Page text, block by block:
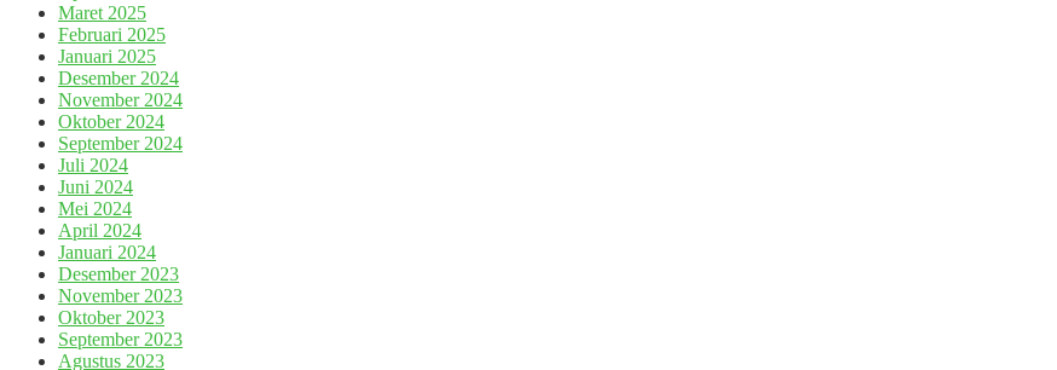
Maret 2025
Februari 2025
Januari 2025
Desember 2024
November 2024
Oktober 2024
September 2024
Juli 2024
Juni 2024
Mei 2024
April 2024
Januari 2024
Desember 2023
November 2023
Oktober 2023
September 2023
Agustus 2023